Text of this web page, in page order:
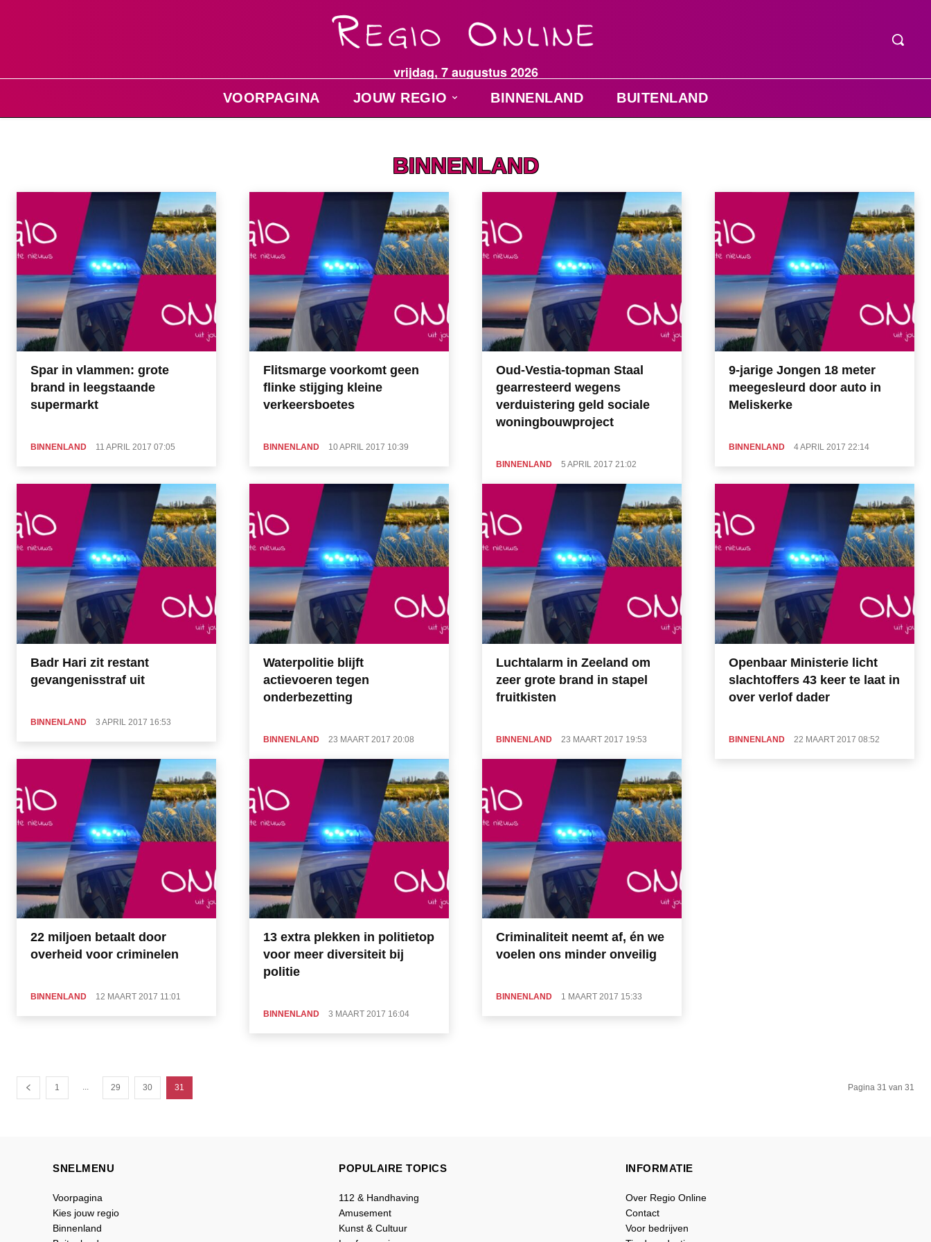
vrijdag, 7 augustus 2026
VOORPAGINA JOUW REGIO BINNENLAND BUITENLAND
BINNENLAND
Spar in vlammen: grote
brand in leegstaande
supermarkt
BINNENLAND 11 APRIL 2017 07:05
Flitsmarge voorkomt geen
flinke stijging kleine
verkeersboetes
BINNENLAND 10 APRIL 2017 10:39
Oud-Vestia-topman Staal
gearresteerd wegens
verduistering geld sociale
woningbouwproject
BINNENLAND 5 APRIL 2017 21:02
9-jarige Jongen 18 meter
meegesleurd door auto in
Meliskerke
BINNENLAND 4 APRIL 2017 22:14
Badr Hari zit restant
gevangenisstraf uit
BINNENLAND 3 APRIL 2017 16:53
Waterpolitie blijft
actievoeren tegen
onderbezetting
BINNENLAND 23 MAART 2017 20:08
Luchtalarm in Zeeland om
zeer grote brand in stapel
fruitkisten
BINNENLAND 23 MAART 2017 19:53
Openbaar Ministerie licht
slachtoffers 43 keer te laat in
over verlof dader
BINNENLAND 22 MAART 2017 08:52
22 miljoen betaalt door
overheid voor criminelen
BINNENLAND 12 MAART 2017 11:01
13 extra plekken in politietop
voor meer diversiteit bij
politie
BINNENLAND 3 MAART 2017 16:04
Criminaliteit neemt af, én we
voelen ons minder onveilig
BINNENLAND 1 MAART 2017 15:33
1 ... 29 30 31 Pagina 31 van 31
SNELMENU
Voorpagina
Kies jouw regio
Binnenland
POPULAIRE TOPICS
112 & Handhaving
Amusement
Kunst & Cultuur
INFORMATIE
Over Regio Online
Contact
Voor bedrijven